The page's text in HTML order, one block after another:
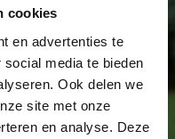
cookies
en advertenties te
media te bieden
Ook delen we
site met onze
en analyse. Deze